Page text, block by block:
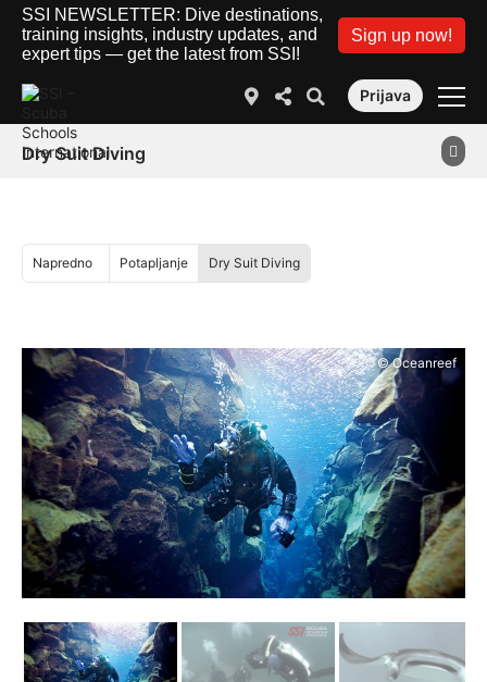
SSI NEWSLETTER: Dive destinations,
training insights, industry updates, and
expert tips — get the latest from SSI!
Sign up now!
Prijava
Dry Suit Diving
Napredno Potapljanje Dry Suit Diving
© Oceanreef